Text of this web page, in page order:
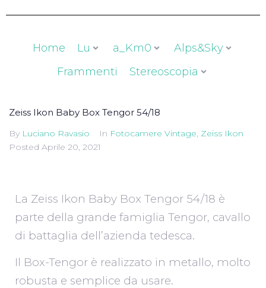
Home Lu a_Km0
Alps&Sky
Frammenti
Stereoscopia
Zeiss Ikon Baby Box Tengor 54/18
By Luciano Ravasio In Fotocamere Vintage, Zeiss Ikon
Posted Aprile 20, 2021
La Zeiss Ikon Baby Box Tengor 54/18 è
parte della grande famiglia Tengor, cavallo
di battaglia dell’azienda tedesca.
Il Box-Tengor è realizzato in metallo, molto
robusta e semplice da usare.